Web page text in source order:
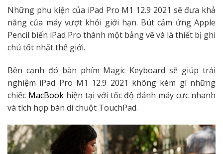
Những phụ kiện của iPad Pro M1 12.9 2021 sẽ đưa khả
năng của máy vượt khỏi giới hạn. Bút cảm ứng Apple
Pencil biến iPad Pro thành một bảng vẽ và là thiết bị ghi
chú tốt nhất thế giới.
Bên cạnh đó bàn phím Magic Keyboard sẽ giúp trải
nghiệm iPad Pro M1 12.9 2021 không kém gì những
chiếc MacBookhiện tại với tốc độ đánh máy cực nhanh
và tích hợp bàn di chuột TouchPad.